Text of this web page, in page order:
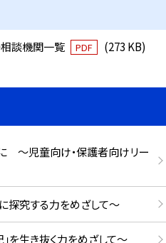
相談機関一覧 PDF (273 KB)
～児童向け・保護者向けリー
究する力をめざして～
を生き抜く力をめざして～